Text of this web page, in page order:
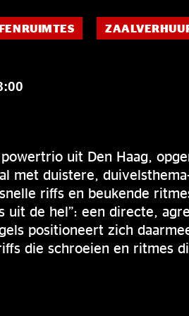
powertrio uit Den Haag,
met duistere,
riffs en beukende
uit de hel”: een directe,
positioneert zich
die schroeien en ritmes